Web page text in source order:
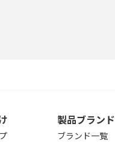
製品ブランド
ブランド一覧